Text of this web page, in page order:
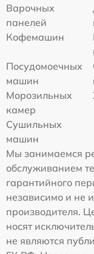
Варочных
панелей
Кофемашин
Посудомоечных
машин
Морозильных
камер
Сушильных
машин
Мы занимаемся
обслуживанием
гарантийного
независимо и не
производителя.
носят
не являются